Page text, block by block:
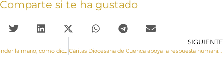
Comparte si te ha gustado
Carta semanal del Sr. Obispo: “Tender la mano, como dice el Papa, es un signo: un signo que recuerda inmediatamente la proximidad, la solidaridad, el amor”
SIGUIENTE
Cáritas Diocesana de Cuenca apoya la respuesta humanitaria de las Cáritas centroamericanas a las víctimas del huracán “Eta”